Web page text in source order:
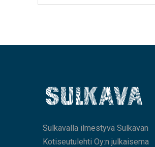
Sulkavalla ilmestyvä Sulkavan
Kotiseutulehti Oy:n julkaisema